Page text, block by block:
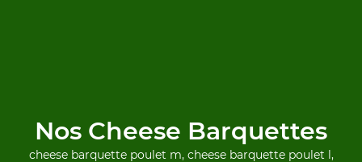
Nos Cheese Barquettes
cheese barquette poulet m, cheese barquette poulet l,